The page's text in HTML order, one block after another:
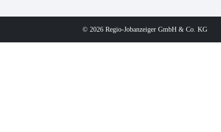
© 2026 Regio-Jobanzeiger GmbH & Co. KG